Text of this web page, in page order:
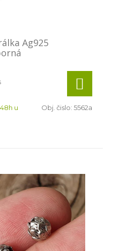
Ag925
u
Obj. čislo: 5562a